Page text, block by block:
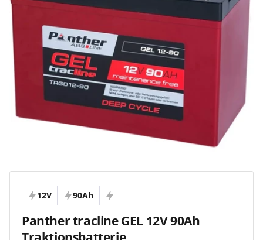
12V 90Ah
Panther tracline GEL 12V 90Ah